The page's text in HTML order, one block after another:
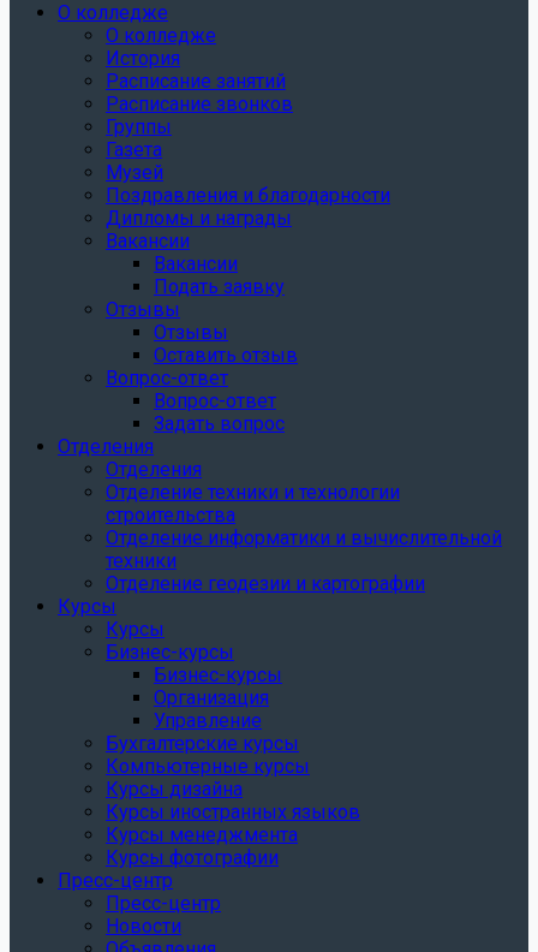
О колледже
О колледже
История
Расписание занятий
Расписание звонков
Группы
Газета
Музей
Поздравления и благодарности
Дипломы и награды
Вакансии
Вакансии
Подать заявку
Отзывы
Отзывы
Оставить отзыв
Вопрос-ответ
Вопрос-ответ
Задать вопрос
Отделения
Отделения
Отделение техники и технологии
строительства
Отделение информатики и вычислительной
техники
Отделение геодезии и картографии
Курсы
Курсы
Бизнес-курсы
Бизнес-курсы
Организация
Управление
Бухгалтерские курсы
Компьютерные курсы
Курсы дизайна
Курсы иностранных языков
Курсы менеджмента
Курсы фотографии
Пресс-центр
Пресс-центр
Новости